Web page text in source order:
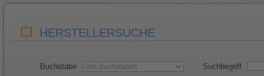
HERSTELLERSUCHE
Buchstabe
Suchbegriff